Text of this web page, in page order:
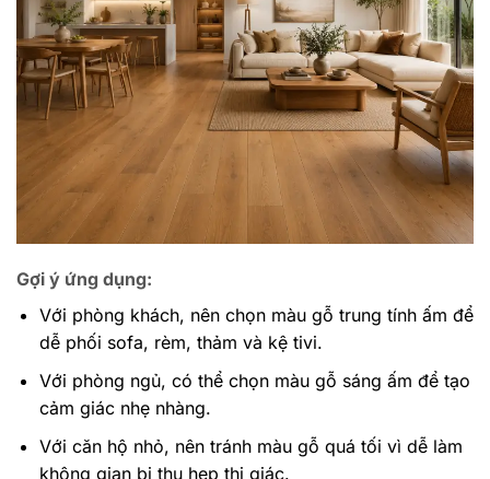
Gợi ý ứng dụng:
Với phòng khách, nên chọn màu gỗ trung tính ấm để
dễ phối sofa, rèm, thảm và kệ tivi.
Với phòng ngủ, có thể chọn màu gỗ sáng ấm để tạo
cảm giác nhẹ nhàng.
Với căn hộ nhỏ, nên tránh màu gỗ quá tối vì dễ làm
không gian bị thu hẹp thị giác.